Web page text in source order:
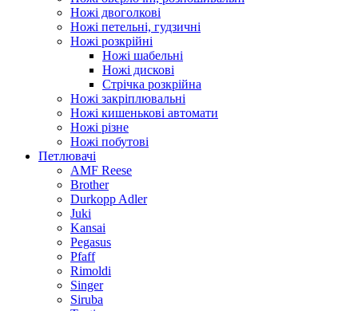
Ножі двоголкові
Ножі петельні, гудзичні
Ножі розкрійні
Ножі шабельні
Ножі дискові
Стрічка розкрійна
Ножі закріплювальні
Ножі кишенькові автомати
Ножі різне
Ножі побутові
Петлювачі
AMF Reese
Brother
Durkopp Adler
Juki
Kansai
Pegasus
Pfaff
Rimoldi
Singer
Siruba